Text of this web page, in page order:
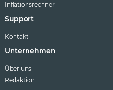
Inflationsrechner
Support
Kontakt
Unternehmen
Über uns
Redaktion